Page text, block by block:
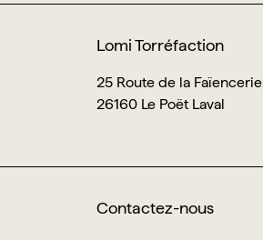
Lomi Torréfaction
25 Route de la Faïencerie
26160 Le Poët Laval
Contactez-nous